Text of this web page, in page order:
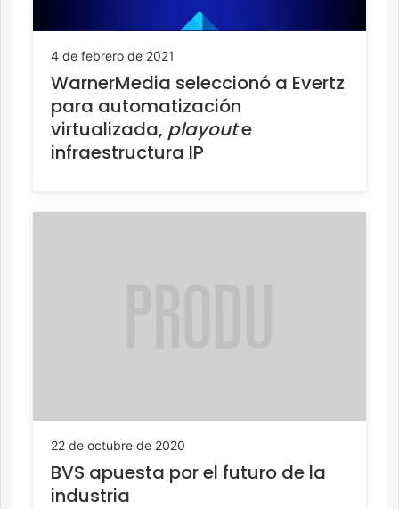
4 de febrero de 2021
WarnerMedia seleccionó a Evertz
para automatización
virtualizada, playoute
infraestructura IP
22 de octubre de 2020
BVS apuesta por el futuro de la
industria